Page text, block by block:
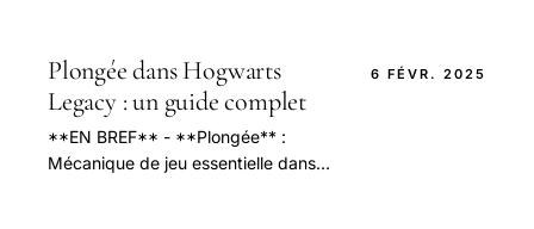
Plongée dans Hogwarts
Legacy : un guide complet
**EN BREF** - **Plongée** :
Mécanique de jeu essentielle dans
6 FÉVR. 2025